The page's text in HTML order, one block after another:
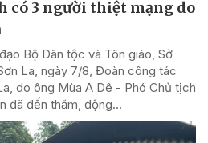
có 3 người thiệt mạng do
Bộ Dân tộc và Tôn giáo, Sở
La, ngày 7/8, Đoàn công tác
do ông Mùa A Dê - Phó Chủ tịch
đã đến thăm, động...